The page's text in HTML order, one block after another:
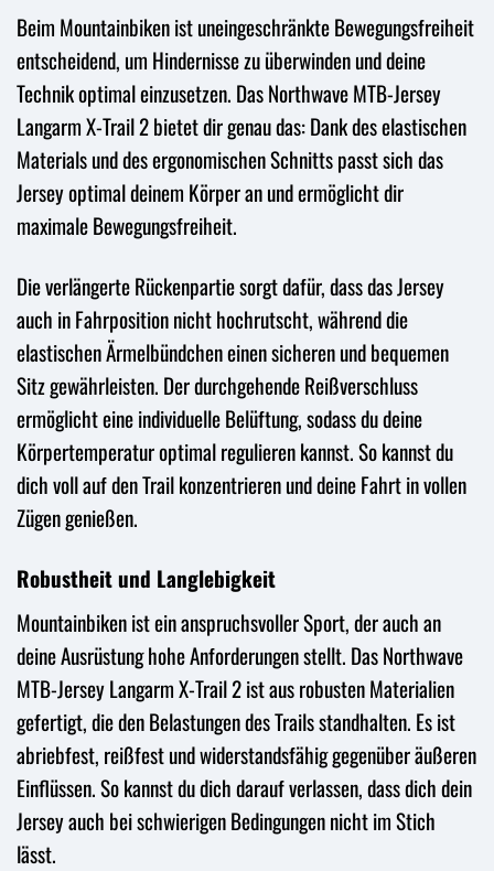
Beim Mountainbiken ist uneingeschränkte Bewegungsfreiheit
entscheidend, um Hindernisse zu überwinden und deine
Technik optimal einzusetzen. Das Northwave MTB-Jersey
Langarm X-Trail 2 bietet dir genau das: Dank des elastischen
Materials und des ergonomischen Schnitts passt sich das
Jersey optimal deinem Körper an und ermöglicht dir
maximale Bewegungsfreiheit.
Die verlängerte Rückenpartie sorgt dafür, dass das Jersey
auch in Fahrposition nicht hochrutscht, während die
elastischen Ärmelbündchen einen sicheren und bequemen
Sitz gewährleisten. Der durchgehende Reißverschluss
ermöglicht eine individuelle Belüftung, sodass du deine
Körpertemperatur optimal regulieren kannst. So kannst du
dich voll auf den Trail konzentrieren und deine Fahrt in vollen
Zügen genießen.
Robustheit und Langlebigkeit
Mountainbiken ist ein anspruchsvoller Sport, der auch an
deine Ausrüstung hohe Anforderungen stellt. Das Northwave
MTB-Jersey Langarm X-Trail 2 ist aus robusten Materialien
gefertigt, die den Belastungen des Trails standhalten. Es ist
abriebfest, reißfest und widerstandsfähig gegenüber äußeren
Einflüssen. So kannst du dich darauf verlassen, dass dich dein
Jersey auch bei schwierigen Bedingungen nicht im Stich
lässt.